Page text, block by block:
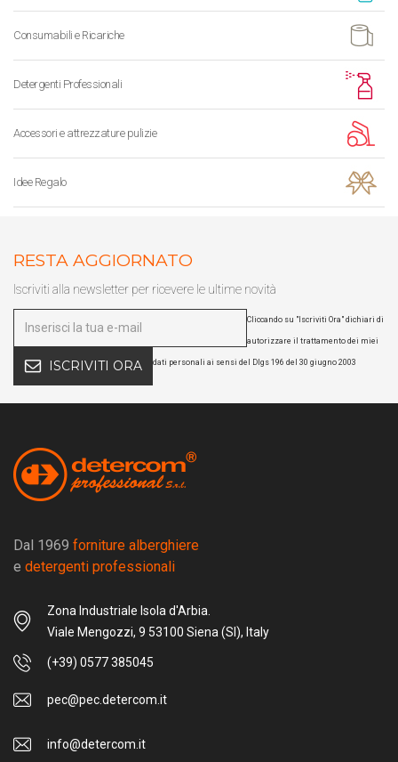
Consumabili e Ricariche
Detergenti Professionali
Accessori e attrezzature pulizie
Idee Regalo
RESTA AGGIORNATO
Iscriviti alla newsletter per ricevere le ultime novità
ISCRIVITI ORA
Cliccando su "Iscriviti Ora" dichiari di
autorizzare il trattamento dei miei
dati personali ai sensi del Dlgs 196 del 30 giugno 2003
Dal 1969 forniture alberghiere
e detergenti professionali
Zona Industriale Isola d'Arbia.
Viale Mengozzi, 9 53100 Siena (SI), Italy
(+39) 0577 385045
pec@pec.detercom.it
info@detercom.it